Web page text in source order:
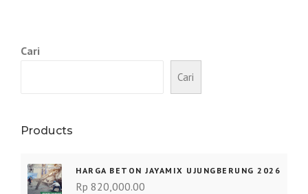
Cari
Cari
Products
HARGA BETON JAYAMIX UJUNGBERUNG 2026
Rp 820,000.00